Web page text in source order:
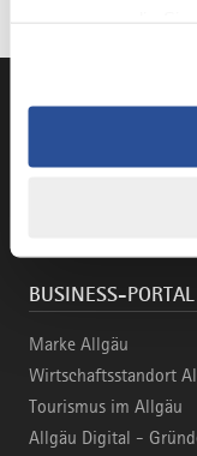
BUSINESS-PORTAL
Marke Allgäu
Wirtschaftsstandort
Tourismus im Allgäu
Allgäu Digital -